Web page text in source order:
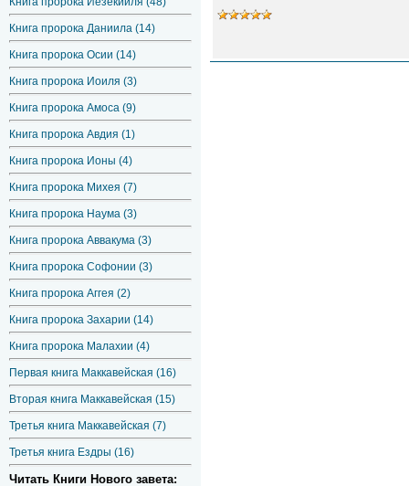
Книга пророка Даниила (14)
Книга пророка Осии (14)
Книга пророка Иоиля (3)
Книга пророка Амоса (9)
Книга пророка Авдия (1)
Книга пророка Ионы (4)
Книга пророка Михея (7)
Книга пророка Наума (3)
Книга пророка Аввакума (3)
Книга пророка Софонии (3)
Книга пророка Аггея (2)
Книга пророка Захарии (14)
Книга пророка Малахии (4)
Первая книга Маккавейская (16)
Вторая книга Маккавейская (15)
Третья книга Маккавейская (7)
Третья книга Ездры (16)
Читать Книги Нового завета: